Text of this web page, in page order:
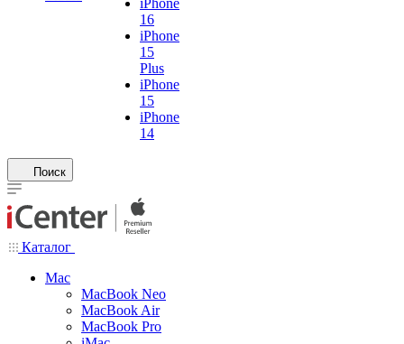
iPhone
16
iPhone
15
Plus
iPhone
15
iPhone
14
Поиск
Каталог
Mac
MacBook Neo
MacBook Air
MacBook Pro